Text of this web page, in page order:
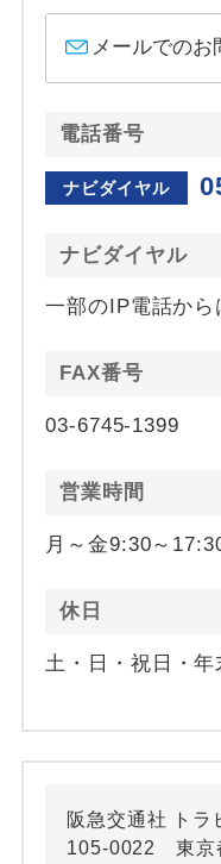
メールでのお
電話番号
ナビダイヤル
ナビダイヤル
一部のIP電話から
FAX番号
03-6745-1399
営業時間
月～金9:30～
休日
土・日・祝日・
阪急交通社 ト
105-0022 東京